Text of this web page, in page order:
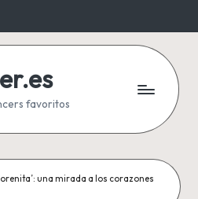
favoritos
una mirada a los corazones